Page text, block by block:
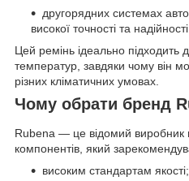
другорядних системах
високої точності та надійності.
Цей ремінь ідеально підходить
температур, завдяки чому він
різних кліматичних умовах.
Чому обрати бренд
Rubena — це відомий виробник
компонентів, який
високим стандартам якості;